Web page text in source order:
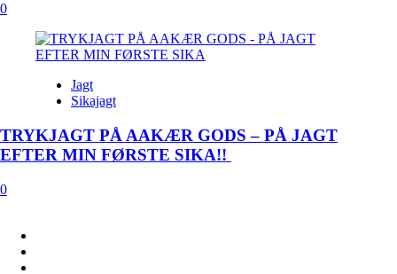
0
Jagt
Sikajagt
TRYKJAGT PÅ AAKÆR GODS – PÅ JAGT
EFTER MIN FØRSTE SIKA!!
0